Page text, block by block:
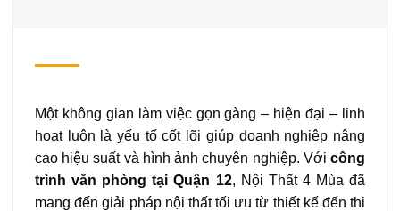
Một không gian làm việc gọn gàng – hiện đại – linh
hoạt luôn là yếu tố cốt lõi giúp doanh nghiệp nâng
cao hiệu suất và hình ảnh chuyên nghiệp. Với công
trình văn phòng tại Quận 12, Nội Thất 4 Mùa đã
mang đến giải pháp nội thất tối ưu từ thiết kế đến thi